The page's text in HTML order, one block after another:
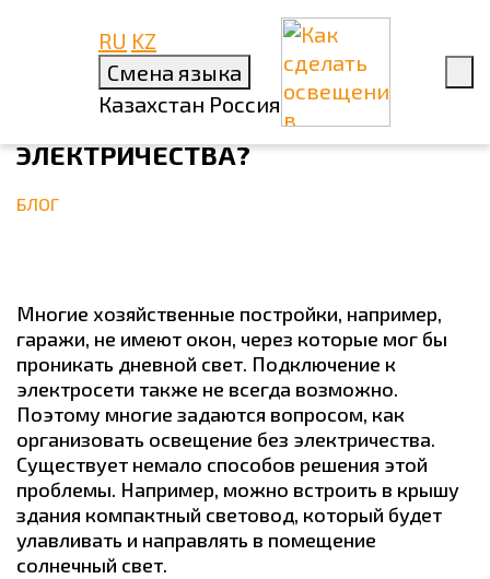
RU KZ
Смена языка
Казахстан Россия
15 АВГУСТА 2022
КАК СДЕЛАТЬ ОСВЕЩЕНИЕ В
ЭЛЕКТРИЧЕСТВА?
БЛОГ
Многие хозяйственные постройки, например,
гаражи, не имеют окон, через которые мог бы
проникать дневной свет. Подключение к
электросети также не всегда возможно.
Поэтому многие задаются вопросом, как
организовать освещение без электричества.
Существует немало способов решения этой
проблемы. Например, можно встроить в крышу
здания компактный световод, который будет
улавливать и направлять в помещение
солнечный свет.